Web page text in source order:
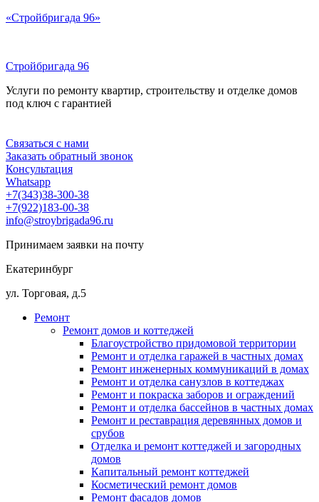
Перейти
«Стройбригада 96»
Стройбригада 96
Услуги по ремонту квартир, строительству и отделке домов
под ключ с гарантией
Связаться с нами
Заказать обратный звонок
Консультация
Whatsapp
+7(343)38-300-38
+7(922)183-00-38
info@stroybrigada96.ru
Принимаем заявки на почту
Екатеринбург
ул. Торговая, д.5
Ремонт
Ремонт домов и коттеджей
Благоустройство придомовой территории
Ремонт и отделка гаражей в частных домах
Ремонт инженерных коммуникаций в домах
Ремонт и отделка санузлов в коттеджах
Ремонт и покраска заборов и ограждений
Ремонт и отделка бассейнов в частных домах
Ремонт и реставрация деревянных домов и
срубов
Отделка и ремонт коттеджей и загородных
домов
Капитальный ремонт коттеджей
Косметический ремонт домов
Ремонт фасадов домов